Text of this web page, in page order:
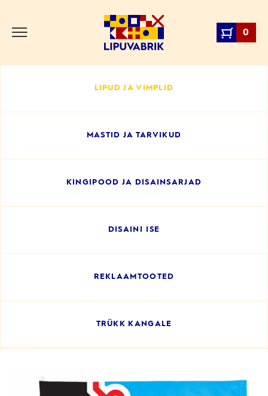
content
Lipuvabrik
0
LIPUD JA VIMPLID
MASTID JA TARVIKUD
KINGIPOOD JA DISAINSARJAD
DISAINI ISE
REKLAAMTOOTED
TRÜKK KANGALE